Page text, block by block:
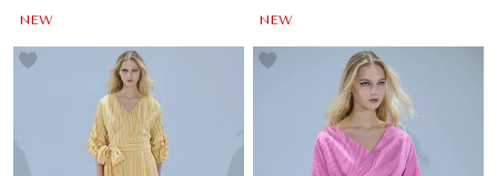
NEW NEW